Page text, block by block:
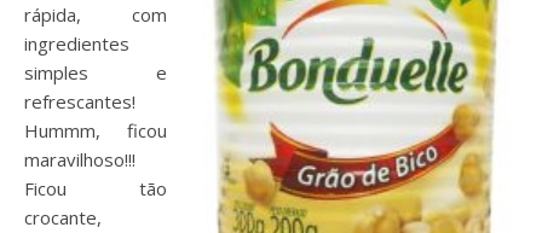
rápida, com
ingredientes
simples e
refrescantes!
Hummm, ficou
maravilhoso!!!
Ficou tão
crocante,